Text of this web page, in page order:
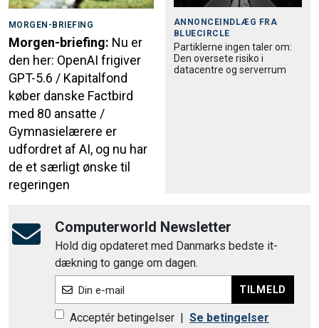
MORGEN-BRIEFING
Morgen-briefing: Nu er
den her: OpenAI frigiver
GPT-5.6 / Kapitalfond
køber danske Factbird
med 80 ansatte /
Gymnasielærere er
udfordret af AI, og nu har
de et særligt ønske til
regeringen
ANNONCEINDLÆG FRA
BLUECIRCLE
Partiklerne ingen taler om:
Den oversete risiko i
datacentre og serverrum
Computerworld Newsletter
Hold dig opdateret med Danmarks bedste it-
dækning to gange om dagen.
Din e-mail TILMELD
Acceptér betingelser Se betingelser